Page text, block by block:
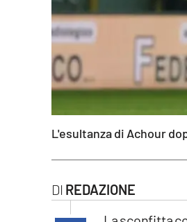
lacitymag.itL'esultanza di Achour
REDAZIONE